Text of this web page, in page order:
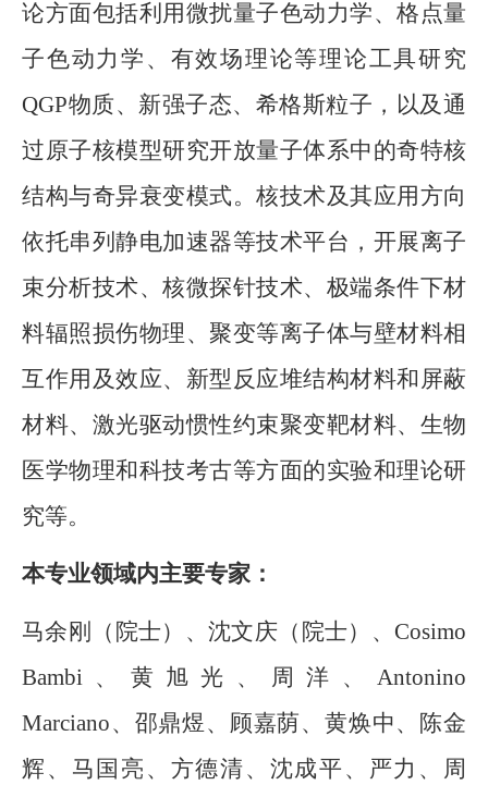
论方面包括利用微扰量子色动力学、格点量
子色动力学、有效场理论等理论工具研究
QGP物质、新强子态、希格斯粒子，以及通
过原子核模型研究开放量子体系中的奇特核
结构与奇异衰变模式。核技术及其应用方向
依托串列静电加速器等技术平台，开展离子
束分析技术、核微探针技术、极端条件下材
料辐照损伤物理、聚变等离子体与壁材料相
互作用及效应、新型反应堆结构材料和屏蔽
材料、激光驱动惯性约束聚变靶材料、生物
医学物理和科技考古等方面的实验和理论研
究等。
本专业领域内主要专家：
马余刚（院士）、沈文庆（院士）、 Cosimo
Bambi 、黄旭光、周洋、 Antonino
Marciano、邵鼎煜、顾嘉荫、黄焕中、陈金
辉、马国亮、方德清、沈成平、严力、周